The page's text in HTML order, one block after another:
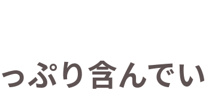
ぷり含んで